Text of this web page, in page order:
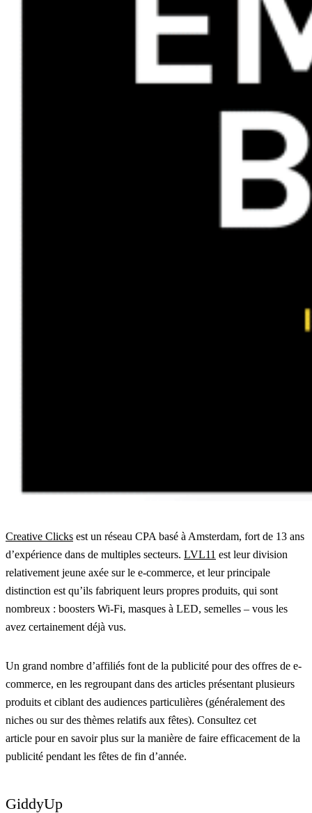
Creative Clicks est un réseau CPA basé à Amsterdam, fort de 13 ans
d’expérience dans de multiples secteurs. LVL11 est leur division
relativement jeune axée sur le e-commerce, et leur principale
distinction est qu’ils fabriquent leurs propres produits, qui sont
nombreux : boosters Wi-Fi, masques à LED, semelles – vous les
avez certainement déjà vus.
Un grand nombre d’affiliés font de la publicité pour des offres de e-
commerce, en les regroupant dans des articles présentant plusieurs
produits et ciblant des audiences particulières (généralement des
niches ou sur des thèmes relatifs aux fêtes). Consultez cet
article pour en savoir plus sur la manière de faire efficacement de la
publicité pendant les fêtes de fin d’année.
GiddyUp